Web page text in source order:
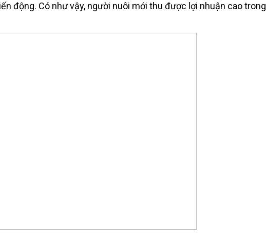
động. Có như vậy, người nuôi mới thu được lợi nhuận cao trong